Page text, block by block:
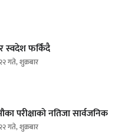
स्वदेश फर्किंदै
गते, शुक्रबार
परीक्षाको नतिजा सार्वजनिक
गते, शुक्रबार